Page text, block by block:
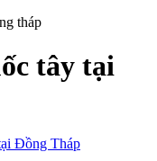
tháp
tây tại